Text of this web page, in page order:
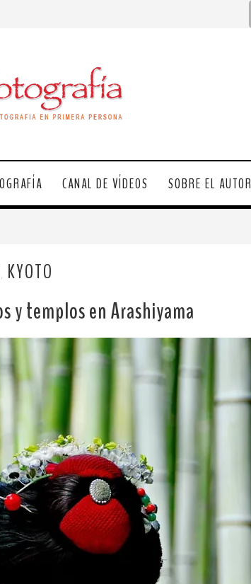
CANAL DE VÍDEOS SOBRE EL AUTOR
KYOTO
y templos en Arashiyama